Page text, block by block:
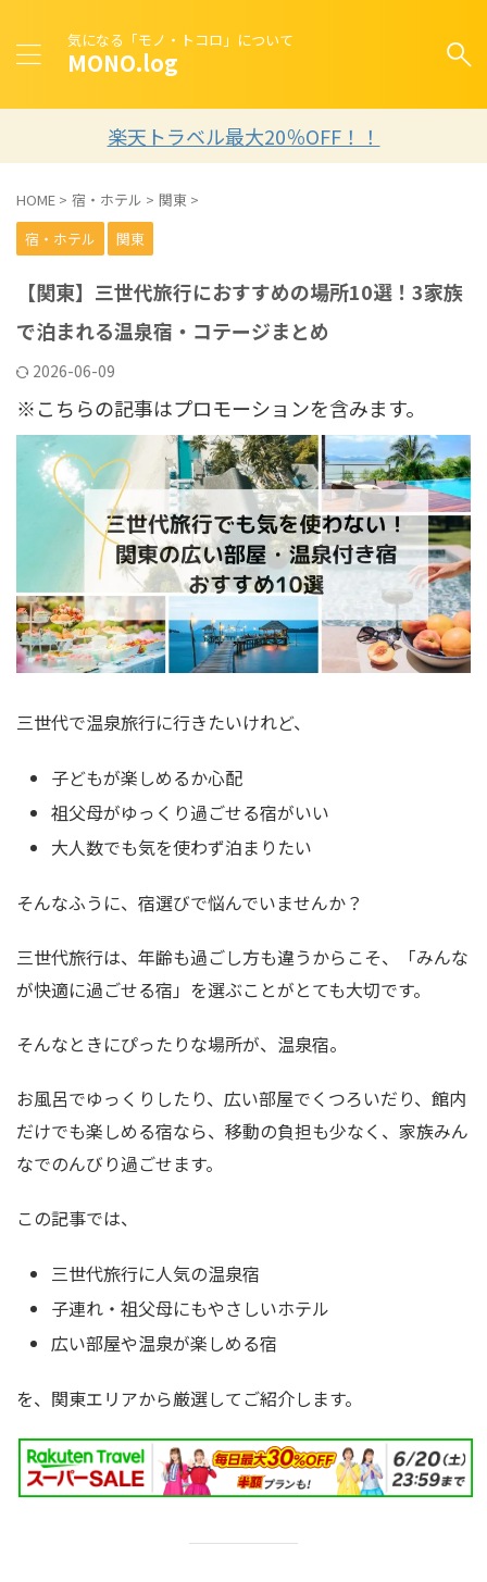
気になる「モノ・トコロ」について
MONO.log
楽天トラベル最大20％OFF！！
HOME > 宿・ホテル > 関東 >
宿・ホテル
関東
【関東】三世代旅行におすすめの場所10選！3家族
で泊まれる温泉宿・コテージまとめ
2026-06-09
※こちらの記事はプロモーションを含みます。
三世代で温泉旅行に行きたいけれど、
子どもが楽しめるか心配
祖父母がゆっくり過ごせる宿がいい
大人数でも気を使わず泊まりたい
そんなふうに、宿選びで悩んでいませんか？
三世代旅行は、年齢も過ごし方も違うからこそ、「みんな
が快適に過ごせる宿」を選ぶことがとても大切です。
そんなときにぴったりな場所が、温泉宿。
お風呂でゆっくりしたり、広い部屋でくつろいだり、館内
だけでも楽しめる宿なら、移動の負担も少なく、家族みん
なでのんびり過ごせます。
この記事では、
三世代旅行に人気の温泉宿
子連れ・祖父母にもやさしいホテル
広い部屋や温泉が楽しめる宿
を、関東エリアから厳選してご紹介します。